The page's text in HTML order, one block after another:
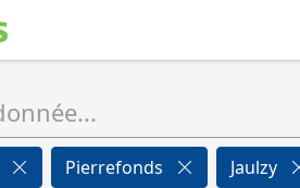
Pierrefonds Jaulzy